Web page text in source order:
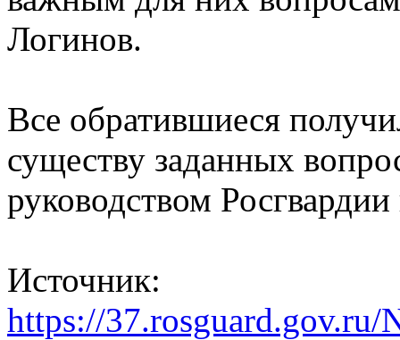
Логинов.
Все обратившиеся
существу заданных
руководством
Источник:
https://